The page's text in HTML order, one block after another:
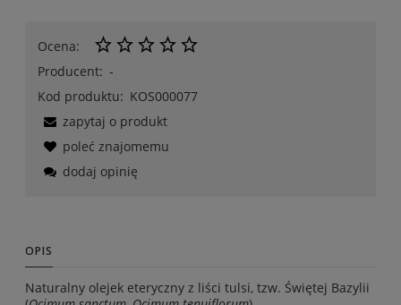
Ocena:
Producent: -
Kod produktu: KOS000077
zapytaj o produkt
poleć znajomemu
dodaj opinię
OPIS
Naturalny olejek eteryczny z liści tulsi, tzw. Świętej Bazylii